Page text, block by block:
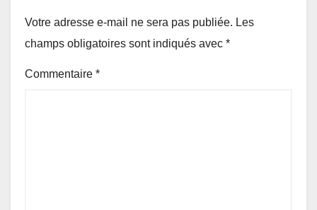
Votre adresse e-mail ne sera pas publiée. Les
champs obligatoires sont indiqués avec *
Commentaire *